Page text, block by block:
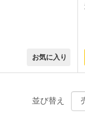
お気に入り
並び替え